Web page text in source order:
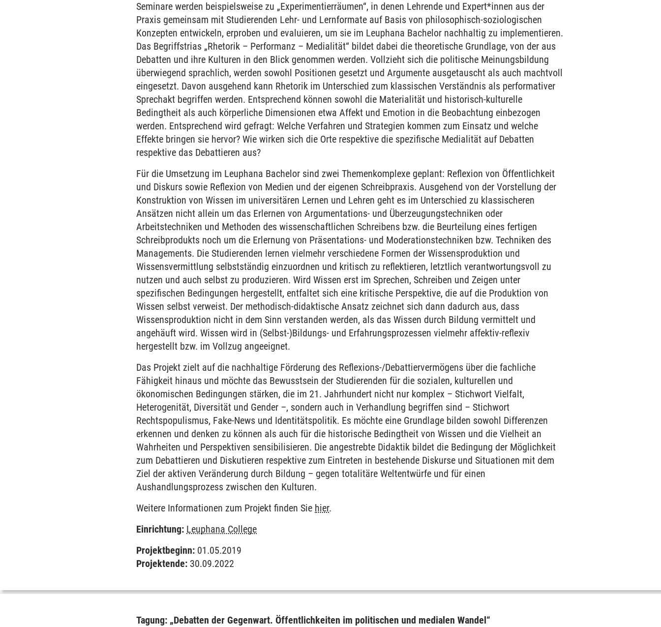
Seminare werden beispielsweise zu „Experimentierräumen“, in denen Lehrende und Expert*innen aus der
Praxis gemeinsam mit Studierenden Lehr- und Lernformate auf Basis von philosophisch-soziologischen
Konzepten entwickeln, erproben und evaluieren, um sie im Leuphana Bachelor nachhaltig zu implementieren.
Das Begriffstrias „Rhetorik – Performanz – Medialität“ bildet dabei die theoretische Grundlage, von der aus
Debatten und ihre Kulturen in den Blick genommen werden. Vollzieht sich die politische Meinungsbildung
überwiegend sprachlich, werden sowohl Positionen gesetzt und Argumente ausgetauscht als auch machtvoll
eingesetzt. Davon ausgehend kann Rhetorik im Unterschied zum klassischen Verständnis als performativer
Sprechakt begriffen werden. Entsprechend können sowohl die Materialität und historisch-kulturelle
Bedingtheit als auch körperliche Dimensionen etwa Affekt und Emotion in die Beobachtung einbezogen
werden. Entsprechend wird gefragt: Welche Verfahren und Strategien kommen zum Einsatz und welche
Effekte bringen sie hervor? Wie wirken sich die Orte respektive die spezifische Medialität auf Debatten
respektive das Debattieren aus?
Für die Umsetzung im Leuphana Bachelor sind zwei Themenkomplexe geplant: Reflexion von Öffentlichkeit
und Diskurs sowie Reflexion von Medien und der eigenen Schreibpraxis. Ausgehend von der Vorstellung der
Konstruktion von Wissen im universitären Lernen und Lehren geht es im Unterschied zu klassischeren
Ansätzen nicht allein um das Erlernen von Argumentations- und Überzeugungstechniken oder
Arbeitstechniken und Methoden des wissenschaftlichen Schreibens bzw. die Beurteilung eines fertigen
Schreibprodukts noch um die Erlernung von Präsentations- und Moderationstechniken bzw. Techniken des
Managements. Die Studierenden lernen vielmehr verschiedene Formen der Wissensproduktion und
Wissensvermittlung selbstständig einzuordnen und kritisch zu reflektieren, letztlich verantwortungsvoll zu
nutzen und auch selbst zu produzieren. Wird Wissen erst im Sprechen, Schreiben und Zeigen unter
spezifischen Bedingungen hergestellt, entfaltet sich eine kritische Perspektive, die auf die Produktion von
Wissen selbst verweist. Der methodisch-didaktische Ansatz zeichnet sich dann dadurch aus, dass
Wissensproduktion nicht in dem Sinn verstanden werden, als das Wissen durch Bildung vermittelt und
angehäuft wird. Wissen wird in (Selbst-)Bildungs- und Erfahrungsprozessen vielmehr affektiv-reflexiv
hergestellt bzw. im Vollzug angeeignet.
Das Projekt zielt auf die nachhaltige Förderung des Reflexions-/Debattiervermögens über die fachliche
Fähigkeit hinaus und möchte das Bewusstsein der Studierenden für die sozialen, kulturellen und
ökonomischen Bedingungen stärken, die im 21. Jahrhundert nicht nur komplex – Stichwort Vielfalt,
Heterogenität, Diversität und Gender –, sondern auch in Verhandlung begriffen sind – Stichwort
Rechtspopulismus, Fake-News und Identitätspolitik. Es möchte eine Grundlage bilden sowohl Differenzen
erkennen und denken zu können als auch für die historische Bedingtheit von Wissen und die Vielheit an
Wahrheiten und Perspektiven sensibilisieren. Die angestrebte Didaktik bildet die Bedingung der Möglichkeit
zum Debattieren und Diskutieren respektive zum Eintreten in bestehende Diskurse und Situationen mit dem
Ziel der aktiven Veränderung durch Bildung – gegen totalitäre Weltentwürfe und für einen
Aushandlungsprozess zwischen den Kulturen.
Weitere Informationen zum Projekt finden Sie hier.
Einrichtung: Leuphana College
Projektbeginn: 01.05.2019
Projektende: 30.09.2022
Tagung: „Debatten der Gegenwart. Öffentlichkeiten im politischen und medialen Wandel“